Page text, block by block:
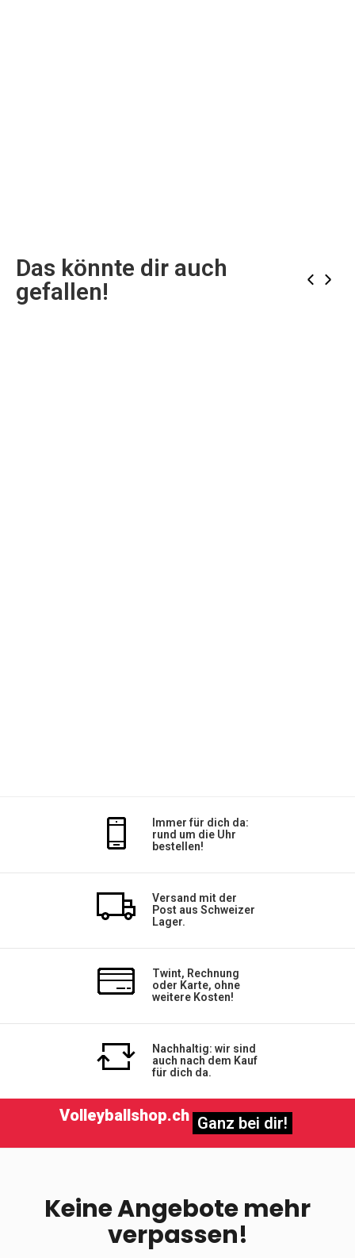
Das könnte dir auch
gefallen!
‹ ›
Immer für dich da:
rund um die Uhr
bestellen!
Versand mit der
Post aus Schweizer
Lager.
Twint, Rechnung
oder Karte, ohne
weitere Kosten!
Nachhaltig: wir sind
auch nach dem Kauf
für dich da.
Volleyballshop.ch Ganz bei dir!
Keine Angebote mehr
verpassen!